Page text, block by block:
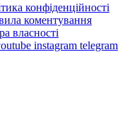
конфіденційності
коментування
власності
instagram telegram